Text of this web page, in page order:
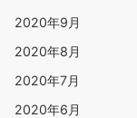
2020年9月
2020年8月
2020年7月
2020年6月